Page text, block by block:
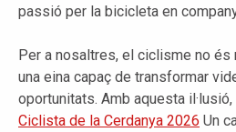
passió per la bicicleta en
Per a nosaltres, el ciclisme no
una eina capaç de transformar
oportunitats. Amb aquesta il·lusió,
Ciclista de la Cerdanya 2026 Un